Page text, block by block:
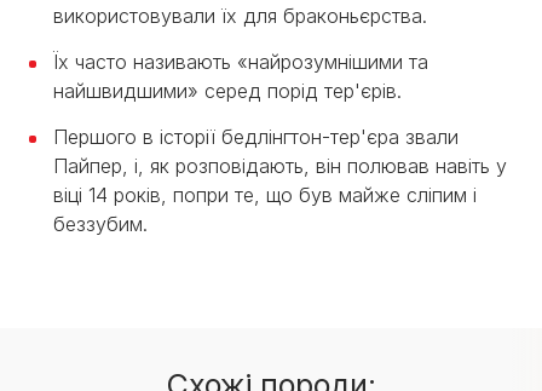
використовували їх для браконьєрства.
Їх часто називають «найрозумнішими та
найшвидшими» серед порід тер'єрів.
Першого в історії бедлінгтон-тер'єра звали
Пайпер, і, як розповідають, він полював навіть у
віці 14 років, попри те, що був майже сліпим і
беззубим.